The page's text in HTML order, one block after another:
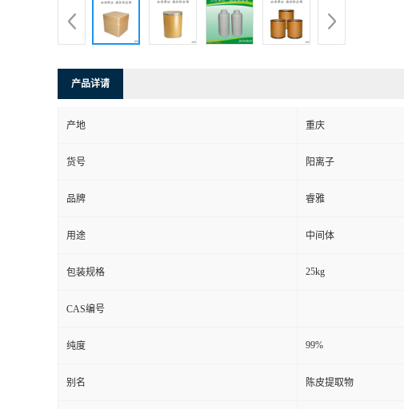
产品详请
产地 重庆
货号 阳离子
品牌 睿雅
用途 中间体
包装规格 25kg
CAS编号
纯度 99%
别名 陈皮提取物